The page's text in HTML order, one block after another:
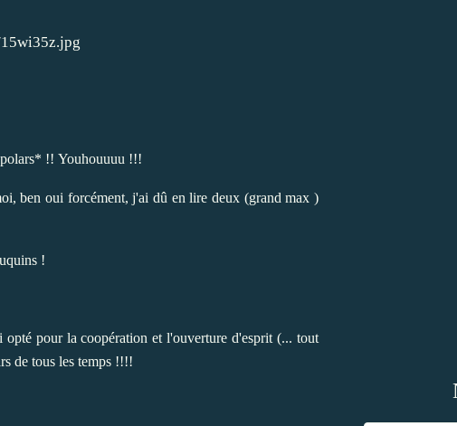
!! Youhouuuu !!!
ben oui forcément, j'ai dû en lire deux (grand max )
!
pour la coopération et l'ouverture d'esprit (... tout
de tous les temps !!!!